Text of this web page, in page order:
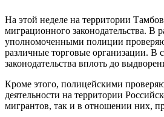
На этой неделе на территории
миграционного законодательства.
уполномоченными полиции
различные торговые организации. В
законодательства вплоть до
Кроме этого, полицейскими
деятельности на территории
мигрантов, так и в отношении них,